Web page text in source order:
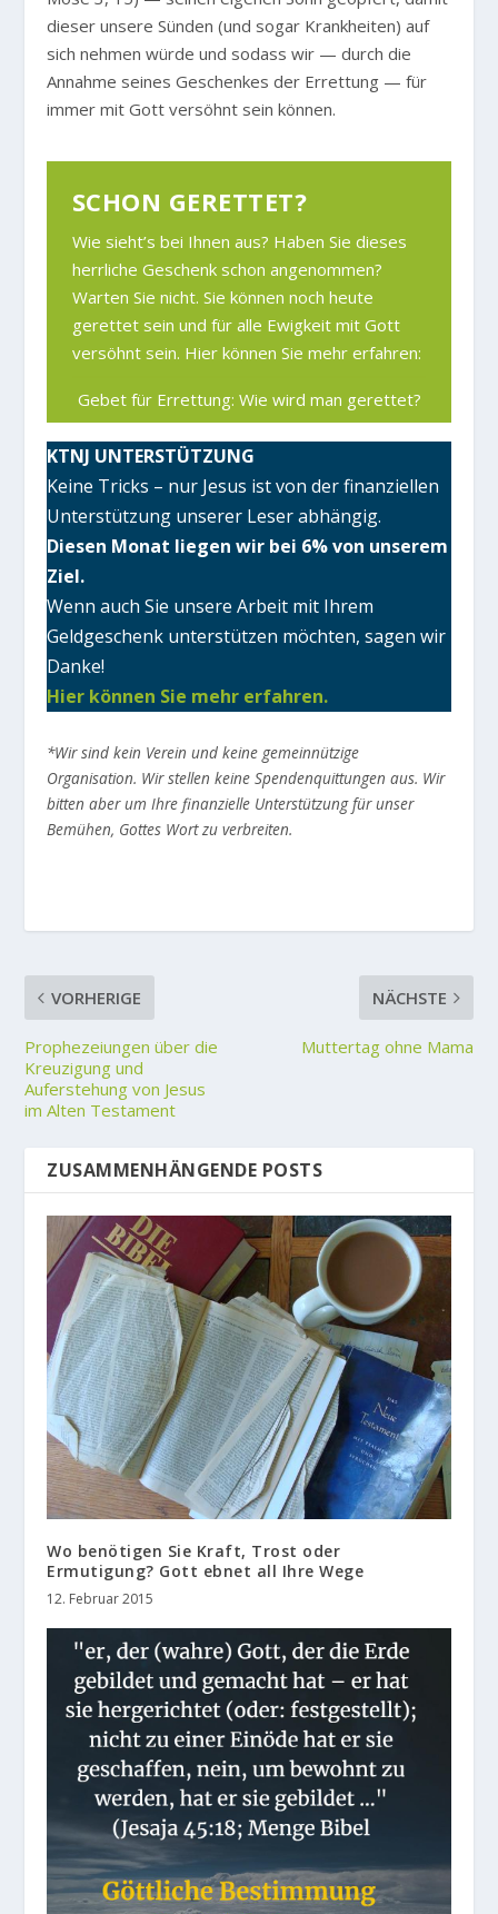
dieser unsere Sünden (und sogar Krankheiten) auf
sich nehmen würde und sodass wir — durch die
Annahme seines Geschenkes der Errettung — für
immer mit Gott versöhnt sein können.
SCHON GERETTET?
Wie sieht’s bei Ihnen aus? Haben Sie dieses
herrliche Geschenk schon angenommen?
Warten Sie nicht. Sie können noch heute
gerettet sein und für alle Ewigkeit mit Gott
versöhnt sein. Hier können Sie mehr erfahren:
Gebet für Errettung: Wie wird man gerettet?
KTNJ UNTERSTÜTZUNG
Keine Tricks – nur Jesus ist von der finanziellen
Unterstützung unserer Leser abhängig.
Diesen Monat liegen wir bei 6% von unserem
Ziel.
Wenn auch Sie unsere Arbeit mit Ihrem
Geldgeschenk unterstützen möchten, sagen wir
Danke!
Hier können Sie mehr erfahren.
*Wir sind kein Verein und keine gemeinnützige
Organisation. Wir stellen keine Spendenquittungen aus. Wir
bitten aber um Ihre finanzielle Unterstützung für unser
Bemühen, Gottes Wort zu verbreiten.
VORHERIGE
Prophezeiungen über die
Kreuzigung und
Auferstehung von Jesus
im Alten Testament
NÄCHSTE
Muttertag ohne Mama
ZUSAMMENHÄNGENDE POSTS
Wo benötigen Sie Kraft, Trost oder
Ermutigung? Gott ebnet all Ihre Wege
12. Februar 2015